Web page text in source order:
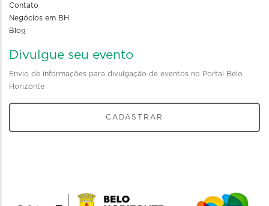
Contato
Negócios em BH
Blog
Divulgue seu evento
Envio de informações para divulgação de eventos no Portal Belo
Horizonte
CADASTRAR